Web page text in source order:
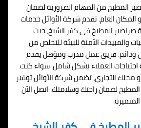
المطبخ من المهام الضرورية لضمان
العام. تقدم شركة الأوائل خدمات
المطبخ في كفر الشيخ، حيث
والمبيدات الآمنة للبيئة للتخلص من
ودائم. فريق عمل مدرب ومؤهل يقدم
العملاء بشكل شامل. سواء كنت
التجاري، تضمن شركة الأوائل توفير
لضمان راحتك وسلامتك. اتصل الآن